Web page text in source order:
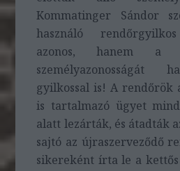
Kommatinger Sándor
használó
azonos, hanem a
személyazonosságát
gyilkossal is! A rendőrök
is tartalmazó ügyet
alatt lezárták, és átadták
sajtó az újraszerveződő
sikereként írta le a